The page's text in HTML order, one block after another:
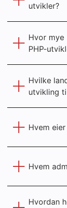
utvikler?
Hvor
PHP-
Hvilke
utvikling
Hvem
Hvem
Hvordan